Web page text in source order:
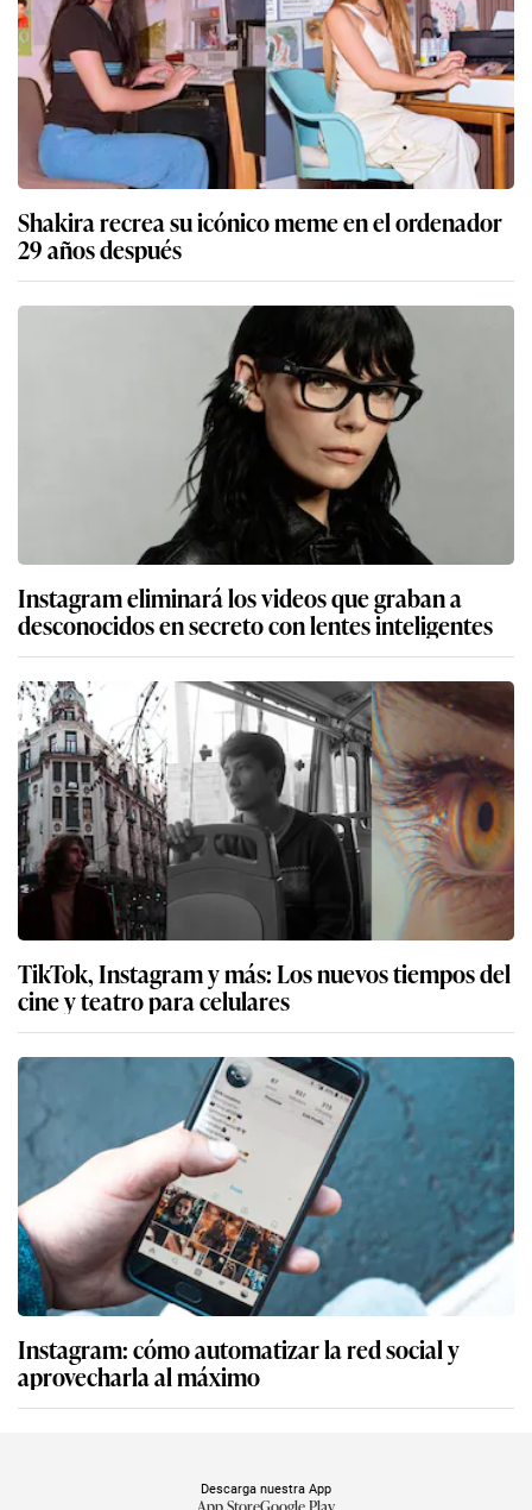
Shakira recrea su icónico meme en el ordenador
29 años después
Instagram eliminará los videos que graban a
desconocidos en secreto con lentes inteligentes
TikTok, Instagram y más: Los nuevos tiempos del
cine y teatro para celulares
Instagram: cómo automatizar la red social y
aprovecharla al máximo
Descarga nuestra App